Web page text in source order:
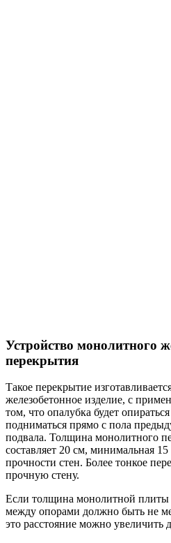
Устройство монолитного
перекрытия
Такое перекрытие
железобетонное изделие, с
том, что опалубка будет
подниматься прямо с пола
подвала. Толщина монолитного
составляет 20 см, минимальная 15
прочности стен. Более тонкое
прочную стену.
Если толщина монолитной плиты
между опорами должно быть не
это расстояние можно увеличить